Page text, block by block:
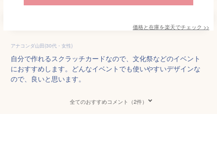
価格と在庫を楽天でチェック >>
アナコンダ山田(30代・女性)
自分で作れるスクラッチカードなので、文化祭などのイベント
におすすめします。どんなイベントでも使いやすいデザインな
ので、良いと思います。
全てのおすすめコメント（2件）